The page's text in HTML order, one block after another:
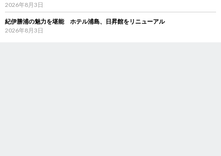
2026年8月3日
紀伊勝浦の魅力を堪能 ホテル浦島、日昇館をリニューアル
2026年8月3日